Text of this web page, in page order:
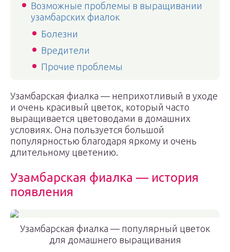
Возможные проблемы в выращивании
узамбарских фиалок
Болезни
Вредители
Прочие проблемы
Узамбарская фиалка — неприхотливый в уходе
и очень красивый цветок, который часто
выращивается цветоводами в домашних
условиях. Она пользуется большой
популярностью благодаря яркому и очень
длительному цветению.
Узамбарская фиалка — история
появления
Узамбарская фиалка — популярный цветок
для домашнего выращивания